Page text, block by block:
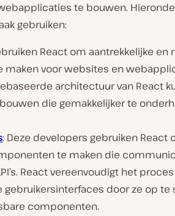
te bouwen.
gebruiken:
React om aantrekkelijke en
maken voor websites en
architectuur van React
die gemakkelijker te
: Deze developers gebruiken React
te maken die
React vereenvoudigt het
door ze op te
componenten.